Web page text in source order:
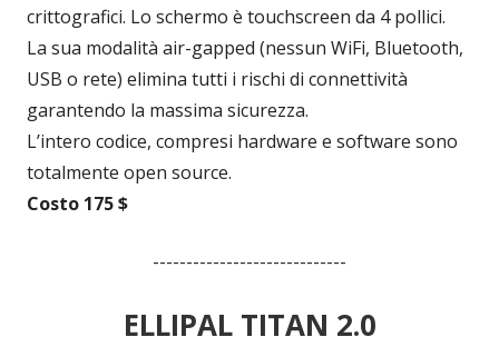
crittografici. Lo schermo è touchscreen da 4 pollici.
La sua modalità air-gapped (nessun WiFi, Bluetooth,
USB o rete) elimina tutti i rischi di connettività
garantendo la massima sicurezza.
L’intero codice, compresi hardware e software sono
totalmente open source.
Costo 175 $
-----------------------------
ELLIPAL TITAN 2.0